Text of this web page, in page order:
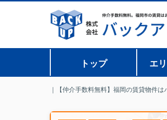
トップ エ
｜【仲介手数料無料】福岡の賃貸物件は